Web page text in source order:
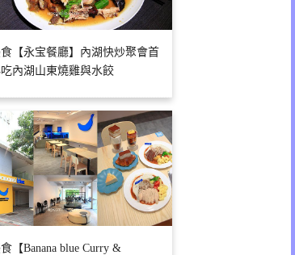
【永宝餐廳】內湖快炒聚會首
內湖山東燒雞與水餃
【Banana blue Curry &